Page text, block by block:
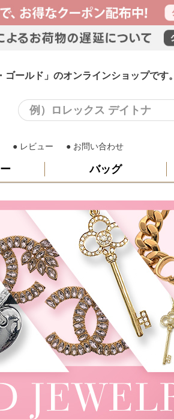
ールド」のオンラインショップです。
レビュー お問い合わせ
バッグ